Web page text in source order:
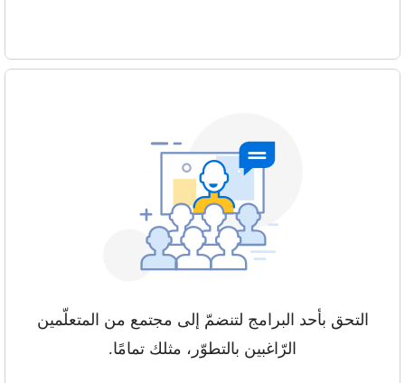
التحق بأحد البرامج لتنضمّ إلى مجتمع من المتعلّمين
الرّاغبين بالتطوّر، مثلك تمامًا.